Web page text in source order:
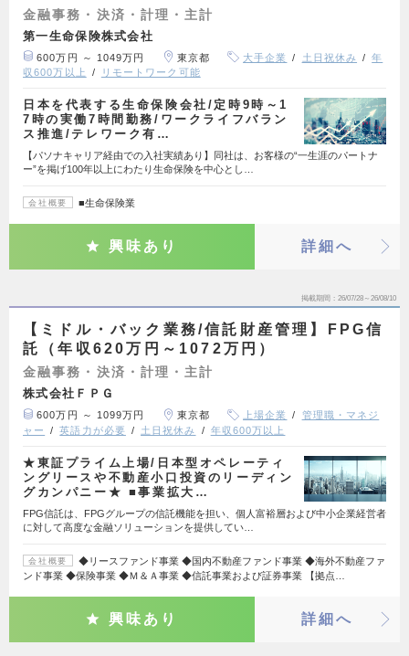
金融事務・決済・計理・主計
第一生命保険株式会社
600万円 ～ 1049万円 東京都 大手企業 土日祝休み
年
収600万以上
リモートワーク可能
日本を代表する生命保険会社/定時9時～1
7時の実働7時間勤務/ワークライフバラン
ス推進/テレワーク有…
【パソナキャリア経由での入社実績あり】同社は、お客様の“一生涯のパートナ
ー”を掲げ100年以上にわたり生命保険を中心とし…
会社概要 ■生命保険業
興味あり 詳細へ
掲載期間 26/07/28～26/08/10
【ミドル・バック業務/信託財産管理】FPG信
託（年収620万円～1072万円）
金融事務・決済・計理・主計
株式会社ＦＰＧ
600万円 ～ 1099万円 東京都 上場企業
管理職・マネジ
ャー
英語力が必要 土日祝休み 年収600万以上
★東証プライム上場/日本型オペレーティ
ングリースや不動産小口投資のリーディン
グカンパニー★ ■事業拡大…
FPG信託は、FPGグループの信託機能を担い、個人富裕層および中小企業経営者
に対して高度な金融ソリューションを提供してい…
会社概要
◆リースファンド事業 ◆国内不動産ファンド事業 ◆海外不動産ファ
ンド事業 ◆保険事業 ◆Ｍ＆Ａ事業 ◆信託事業および証券事業 【拠点…
興味あり 詳細へ